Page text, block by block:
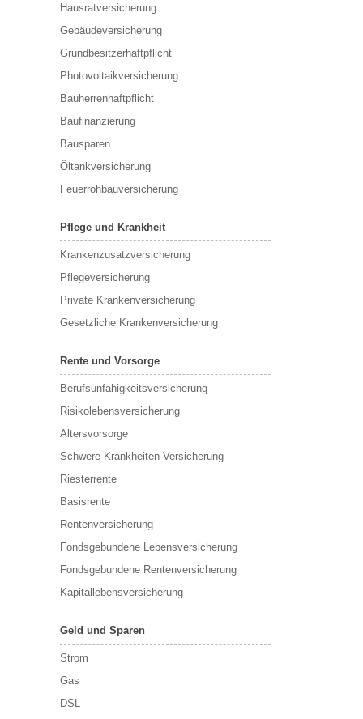
Hausratversicherung
Gebäudeversicherung
Grundbesitzerhaftpflicht
Photovoltaikversicherung
Bauherrenhaftpflicht
Baufinanzierung
Bausparen
Öltankversicherung
Feuerrohbauversicherung
Pflege und Krankheit
Krankenzusatzversicherung
Pflegeversicherung
Private Krankenversicherung
Gesetzliche Krankenversicherung
Rente und Vorsorge
Berufs­unfähigkeitsversicherung
Risikolebensversicherung
Altersvorsorge
Schwere Krankheiten Versicherung
Riesterrente
Basisrente
Rentenversicherung
Fondsgebundene Lebensversicherung
Fondsgebundene Rentenversicherung
Kapitallebensversicherung
Geld und Sparen
Strom
Gas
DSL